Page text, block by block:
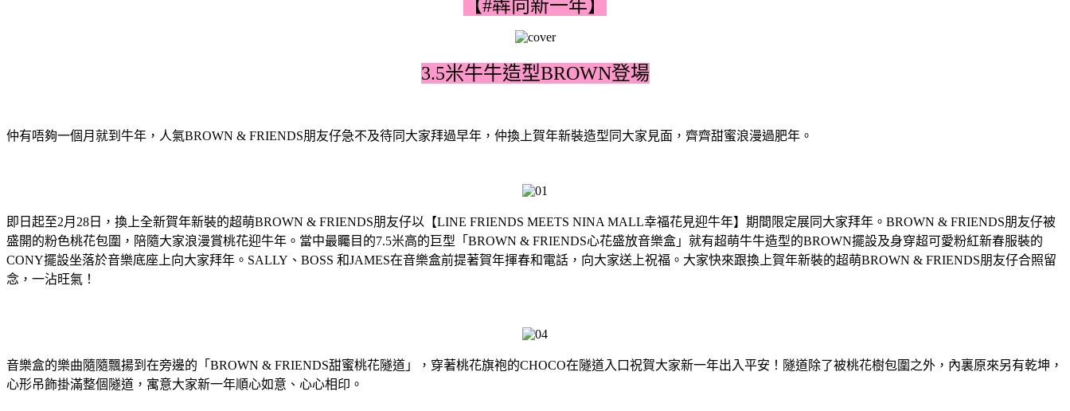
【#犇向新一年】
3.5米牛牛造型BROWN登場
仲有唔夠一個月就到牛年，人氣BROWN & FRIENDS朋友仔急不及待同大家拜過早年，仲換上賀年新裝造型同大家見面，齊齊甜蜜浪漫過肥年。
即日起至2月28日，換上全新賀年新裝的超萌BROWN & FRIENDS朋友仔以【LINE FRIENDS MEETS NINA MALL幸福花見迎牛年】期間限定展同大家拜年。BROWN & FRIENDS朋友仔被
盛開的粉色桃花包圍，陪隨大家浪漫賞桃花迎牛年。當中最矚目的7.5米高的巨型「BROWN & FRIENDS心花盛放音樂盒」就有超萌牛牛造型的BROWN擺設及身穿超可愛粉紅新春服裝的
CONY擺設坐落於音樂底座上向大家拜年。SALLY、BOSS 和JAMES在音樂盒前提著賀年揮春和電話，向大家送上祝福。大家快來跟換上賀年新裝的超萌BROWN & FRIENDS朋友仔合照留
念，一沾旺氣！
音樂盒的樂曲隨隨飄揚到在旁邊的「BROWN & FRIENDS甜蜜桃花隧道」，穿著桃花旗袍的CHOCO在隧道入口祝賀大家新一年出入平安！隧道除了被桃花樹包圍之外，內裏原來另有乾坤，
心形吊飾掛滿整個隧道，寓意大家新一年順心如意、心心相印。